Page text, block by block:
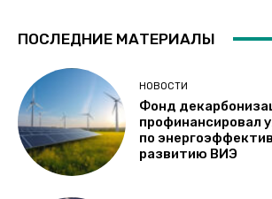
ПОСЛЕДНИЕ МАТЕРИАЛЫ
НОВОСТИ
Фонд
профинансировал
по
развитию ВИЭ